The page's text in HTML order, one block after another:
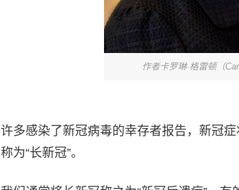
作者卡罗琳·格雷顿（
许多感染了新冠病毒的幸存者报告，新冠
称为“长新冠”。